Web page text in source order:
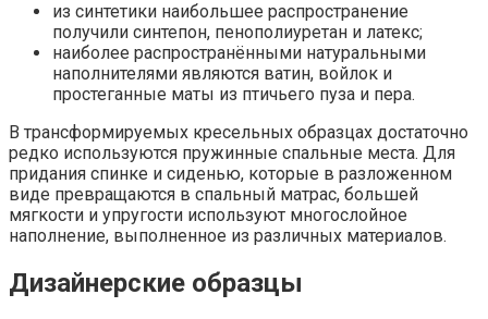
из синтетики наибольшее распространение
получили синтепон, пенополиуретан и латекс;
наиболее распространёнными натуральными
наполнителями являются ватин, войлок и
простеганные маты из птичьего пуза и пера.
В трансформируемых кресельных образцах достаточно
редко используются пружинные спальные места. Для
придания спинке и сиденью, которые в разложенном
виде превращаются в спальный матрас, большей
мягкости и упругости используют многослойное
наполнение, выполненное из различных материалов.
Дизайнерские образцы